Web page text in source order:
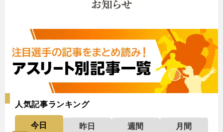
人気記事ランキング
今日 昨日 週間
月間